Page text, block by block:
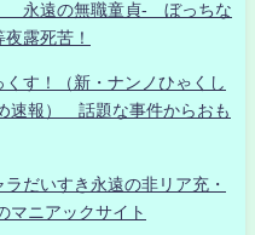
永遠の無職童貞- ぼっちな
露死苦！
す！（新・ナンノひゃくし
速報） 話題な事件からおも
だいすき永遠の非リア充・
マニアックサイト